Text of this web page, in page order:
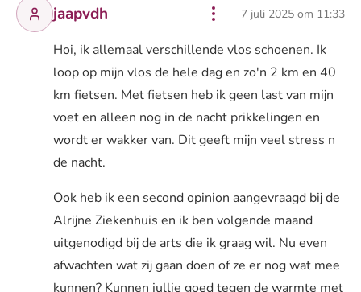
jaapvdh 7 juli 2025 om 11:33
Hoi, ik allemaal verschillende vlos schoenen. Ik
loop op mijn vlos de hele dag en zo'n 2 km en 40
km fietsen. Met fietsen heb ik geen last van mijn
voet en alleen nog in de nacht prikkelingen en
wordt er wakker van. Dit geeft mijn veel stress n
de nacht.
Ook heb ik een second opinion aangevraagd bij de
Alrijne Ziekenhuis en ik ben volgende maand
uitgenodigd bij de arts die ik graag wil. Nu even
afwachten wat zij gaan doen of ze er nog wat mee
kunnen? Kunnen jullie goed tegen de warmte met